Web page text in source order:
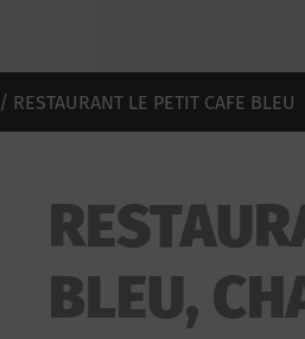
/ RESTAURANT LE PETIT CAFE BLEU
BLEU,